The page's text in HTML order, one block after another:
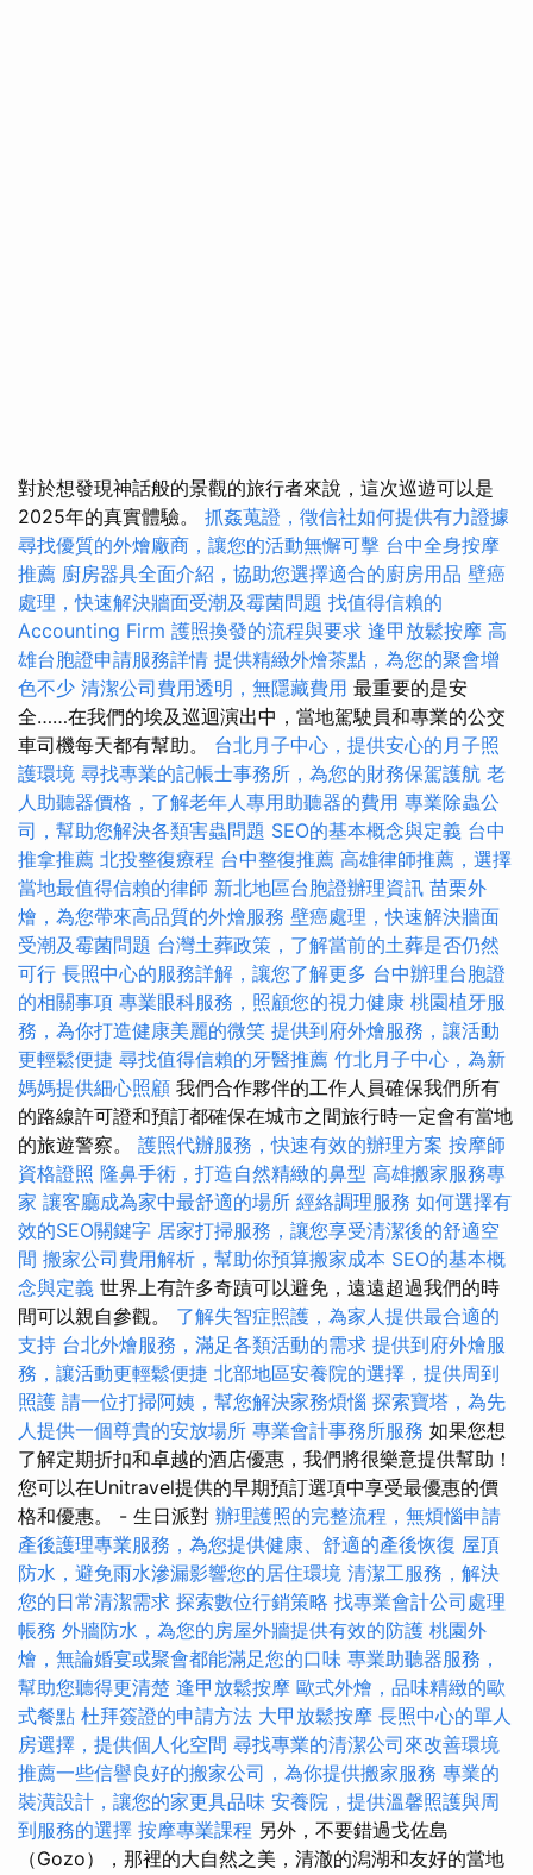
對於想發現神話般的景觀的旅行者來說，這次巡遊可以是
2025年的真實體驗。 抓姦蒐證，徵信社如何提供有力證據
尋找優質的外燴廠商，讓您的活動無懈可擊 台中全身按摩
推薦 廚房器具全面介紹，協助您選擇適合的廚房用品 壁癌
處理，快速解決牆面受潮及霉菌問題 找值得信賴的
Accounting Firm 護照換發的流程與要求 逢甲放鬆按摩 高
雄台胞證申請服務詳情 提供精緻外燴茶點，為您的聚會增
色不少 清潔公司費用透明，無隱藏費用 最重要的是安
全……在我們的埃及巡迴演出中，當地駕駛員和專業的公交
車司機每天都有幫助。 台北月子中心，提供安心的月子照
護環境 尋找專業的記帳士事務所，為您的財務保駕護航 老
人助聽器價格，了解老年人專用助聽器的費用 專業除蟲公
司，幫助您解決各類害蟲問題 SEO的基本概念與定義 台中
推拿推薦 北投整復療程 台中整復推薦 高雄律師推薦，選擇
當地最值得信賴的律師 新北地區台胞證辦理資訊 苗栗外
燴，為您帶來高品質的外燴服務 壁癌處理，快速解決牆面
受潮及霉菌問題 台灣土葬政策，了解當前的土葬是否仍然
可行 長照中心的服務詳解，讓您了解更多 台中辦理台胞證
的相關事項 專業眼科服務，照顧您的視力健康 桃園植牙服
務，為你打造健康美麗的微笑 提供到府外燴服務，讓活動
更輕鬆便捷 尋找值得信賴的牙醫推薦 竹北月子中心，為新
媽媽提供細心照顧 我們合作夥伴的工作人員確保我們所有
的路線許可證和預訂都確保在城市之間旅行時一定會有當地
的旅遊警察。 護照代辦服務，快速有效的辦理方案 按摩師
資格證照 隆鼻手術，打造自然精緻的鼻型 高雄搬家服務專
家 讓客廳成為家中最舒適的場所 經絡調理服務 如何選擇有
效的SEO關鍵字 居家打掃服務，讓您享受清潔後的舒適空
間 搬家公司費用解析，幫助你預算搬家成本 SEO的基本概
念與定義 世界上有許多奇蹟可以避免，遠遠超過我們的時
間可以親自參觀。 了解失智症照護，為家人提供最合適的
支持 台北外燴服務，滿足各類活動的需求 提供到府外燴服
務，讓活動更輕鬆便捷 北部地區安養院的選擇，提供周到
照護 請一位打掃阿姨，幫您解決家務煩惱 探索寶塔，為先
人提供一個尊貴的安放場所 專業會計事務所服務 如果您想
了解定期折扣和卓越的酒店優惠，我們將很樂意提供幫助！
您可以在Unitravel提供的早期預訂選項中享受最優惠的價
格和優惠。 - 生日派對 辦理護照的完整流程，無煩惱申請
產後護理專業服務，為您提供健康、舒適的產後恢復 屋頂
防水，避免雨水滲漏影響您的居住環境 清潔工服務，解決
您的日常清潔需求 探索數位行銷策略 找專業會計公司處理
帳務 外牆防水，為您的房屋外牆提供有效的防護 桃園外
燴，無論婚宴或聚會都能滿足您的口味 專業助聽器服務，
幫助您聽得更清楚 逢甲放鬆按摩 歐式外燴，品味精緻的歐
式餐點 杜拜簽證的申請方法 大甲放鬆按摩 長照中心的單人
房選擇，提供個人化空間 尋找專業的清潔公司來改善環境
推薦一些信譽良好的搬家公司，為你提供搬家服務 專業的
裝潢設計，讓您的家更具品味 安養院，提供溫馨照護與周
到服務的選擇 按摩專業課程 另外，不要錯過戈佐島
（Gozo），那裡的大自然之美，清澈的潟湖和友好的當地